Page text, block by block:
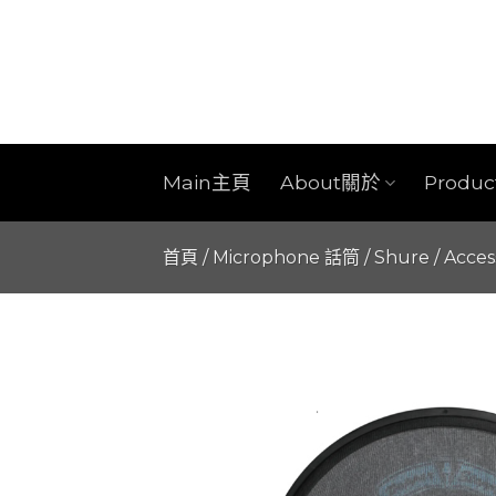
Main主頁 About關於
首頁 / Microphone 話筒 /Shure /